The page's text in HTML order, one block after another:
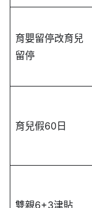
育嬰留停改育兒
留停
育兒假60日
雙親6+3津貼